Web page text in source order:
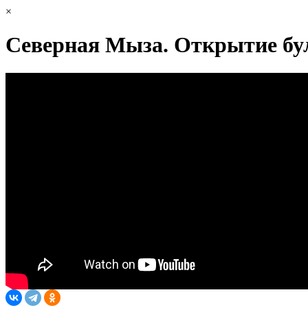
×
Северная Мыза. Открытие